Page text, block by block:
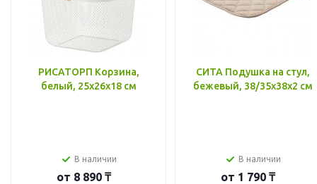
РИСАТОРП Корзина,
белый, 25x26x18 см
В наличии
от 8 890 ₸
СИТА Подушка на стул,
бежевый, 38/35x38x2 см
В наличии
от 1 790 ₸